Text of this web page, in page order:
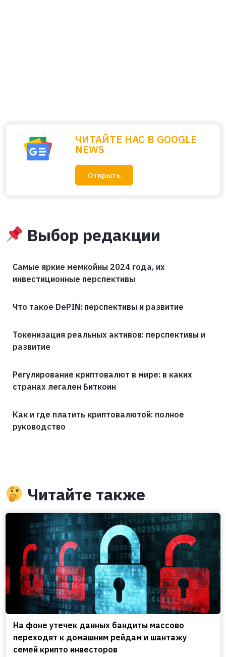
ЧИТАЙТЕ НАС В GOOGLE
NEWS
Открыть
Выбор редакции
Самые яркие мемкойны 2024 года, их
инвестиционные перспективы
Что такое DePIN: перспективы и развитие
Токенизация реальных активов: перспективы и
развитие
Регулирование криптовалют в мире: в каких
странах легален Биткоин
Как и где платить криптовалютой: полное
руководство
Читайте также
На фоне утечек данных бандиты массово
переходят к домашним рейдам и шантажу
семей крипто инвесторов